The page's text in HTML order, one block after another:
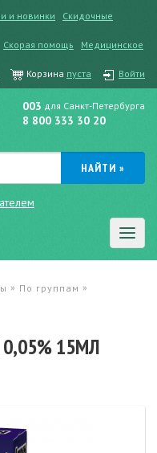
и новинки
Скидочные
Скорая помощь
Медицинское
Корзина пуста Войти
003 для Санкт-Петербурга
8 800 333 30 20
» По группам »
15МЛ